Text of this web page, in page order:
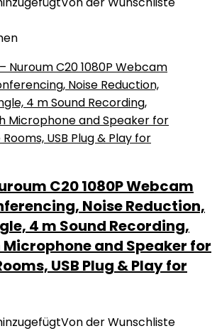
C20 1080P Webcam
Noise Reduction,
4 m Sound Recording,
and Speaker for
USB Plug & Play for
Von der Wunschliste